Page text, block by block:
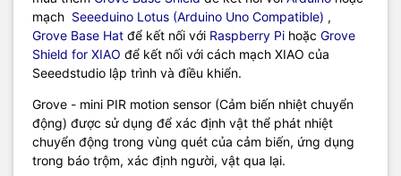
mạch Seeeduino Lotus (Arduino Uno Compatible) ,
Grove Base Hat để kết nối với Raspberry Pi hoặc Grove
Shield for XIAO để kết nối với cách mạch XIAO của
Seeedstudio lập trình và điều khiển.
Grove - mini PIR motion sensor (Cảm biến nhiệt chuyển
động) được sử dụng để xác định vật thể phát nhiệt
chuyển động trong vùng quét của cảm biến, ứng dụng
trong báo trộm, xác định người, vật qua lại.